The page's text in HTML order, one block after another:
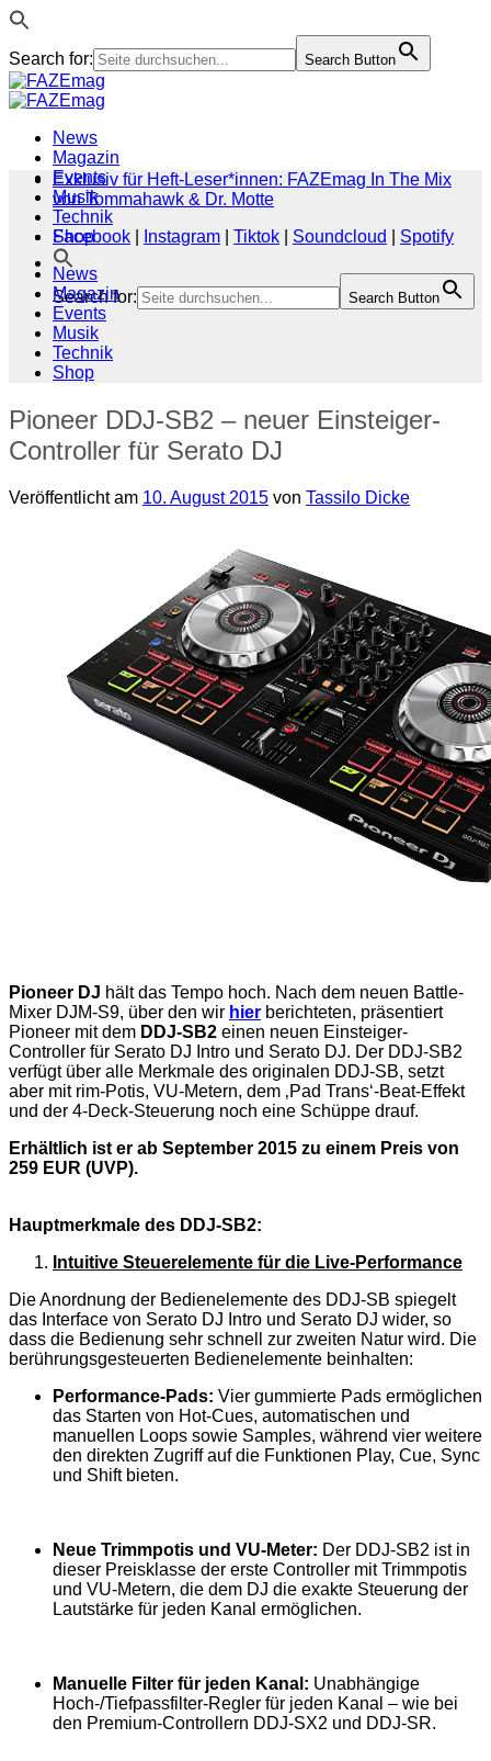
Search for: Search Button
Zum
Inhalt
News
Magazin
Events
Musik
Technik
Shop
Search for: Search Button
Exklusiv für Heft-Leser*innen: FAZEmag In The Mix
von Tommahawk & Dr. Motte
Facebook
Instagram Tiktok Soundcloud
Spotify
News
Magazin
Events
Musik
Technik
Shop
Pioneer DDJ-SB2 – neuer Einsteiger-
Controller für Serato DJ
Veröffentlicht am 10. August 2015 von Tassilo Dicke
Pioneer DJ hält das Tempo hoch. Nach dem neuen Battle-
Mixer DJM-S9, über den wir hier berichteten, präsentiert
Pioneer mit dem DDJ-SB2 einen neuen Einsteiger-
Controller für Serato DJ Intro und Serato DJ. Der DDJ-SB2
verfügt über alle Merkmale des originalen DDJ-SB, setzt
aber mit rim-Potis, VU-Metern, dem ‚Pad Trans‘-Beat-Effekt
und der 4-Deck-Steuerung noch eine Schüppe drauf.
Erhältlich ist er ab September 2015 zu einem Preis von
259 EUR (UVP).
Hauptmerkmale des DDJ-SB2:
Intuitive Steuerelemente für die Live-Performance
Die Anordnung der Bedienelemente des DDJ-SB spiegelt
das Interface von Serato DJ Intro und Serato DJ wider, so
dass die Bedienung sehr schnell zur zweiten Natur wird. Die
berührungsgesteuerten Bedienelemente beinhalten:
Performance-Pads: Vier gummierte Pads ermöglichen
das Starten von Hot-Cues, automatischen und
manuellen Loops sowie Samples, während vier weitere
den direkten Zugriff auf die Funktionen Play, Cue, Sync
und Shift bieten.
Neue Trimmpotis und VU-Meter: Der DDJ-SB2 ist in
dieser Preisklasse der erste Controller mit Trimmpotis
und VU-Metern, die dem DJ die exakte Steuerung der
Lautstärke für jeden Kanal ermöglichen.
Manuelle Filter für jeden Kanal: Unabhängige
Hoch-/Tiefpassfilter-Regler für jeden Kanal – wie bei
den Premium-Controllern DDJ-SX2 und DDJ-SR.